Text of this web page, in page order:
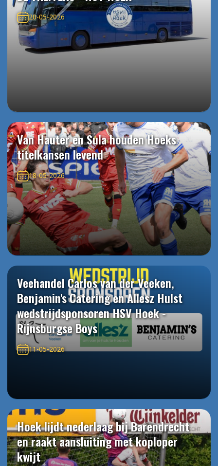
20-05-2026
Van Hauter en Sula houden Hoeks
titelkansen levend
18-05-2026
Veehandel Carlos van der Veeken,
Benjamin's Catering en Allesz Hulst
wedstrijdsponsoren HSV Hoek -
Rijnsburgse Boys
11-05-2026
Hoek lijdt nederlaag bij Barendrecht
en raakt aansluiting met koploper
kwijt